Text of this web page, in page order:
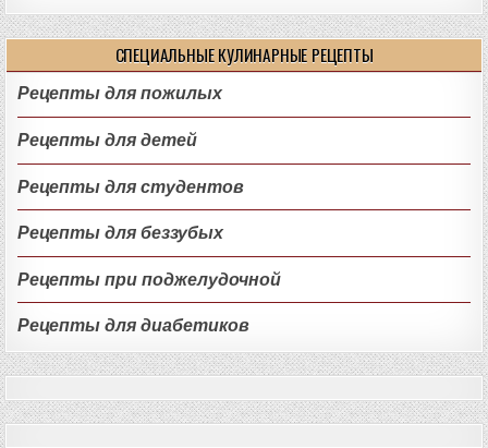
СПЕЦИАЛЬНЫЕ КУЛИНАРНЫЕ РЕЦЕПТЫ
Рецепты для пожилых
Рецепты для детей
Рецепты для студентов
Рецепты для беззубых
Рецепты при поджелудочной
Рецепты для диабетиков